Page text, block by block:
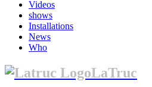
Videos
shows
Installations
News
Who
LaTruc